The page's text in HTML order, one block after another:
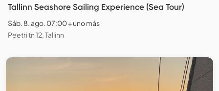
Tallinn Seashore Sailing Experience (Sea Tour)
Sáb. 8. ago. 07:00 + uno más
Peetri tn 12, Tallinn